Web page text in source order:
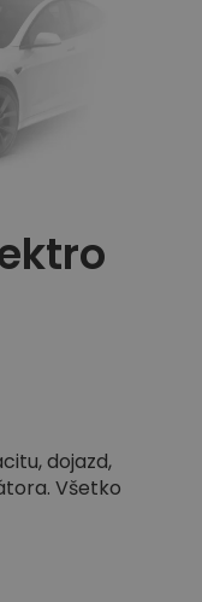
dojazd,
Všetko